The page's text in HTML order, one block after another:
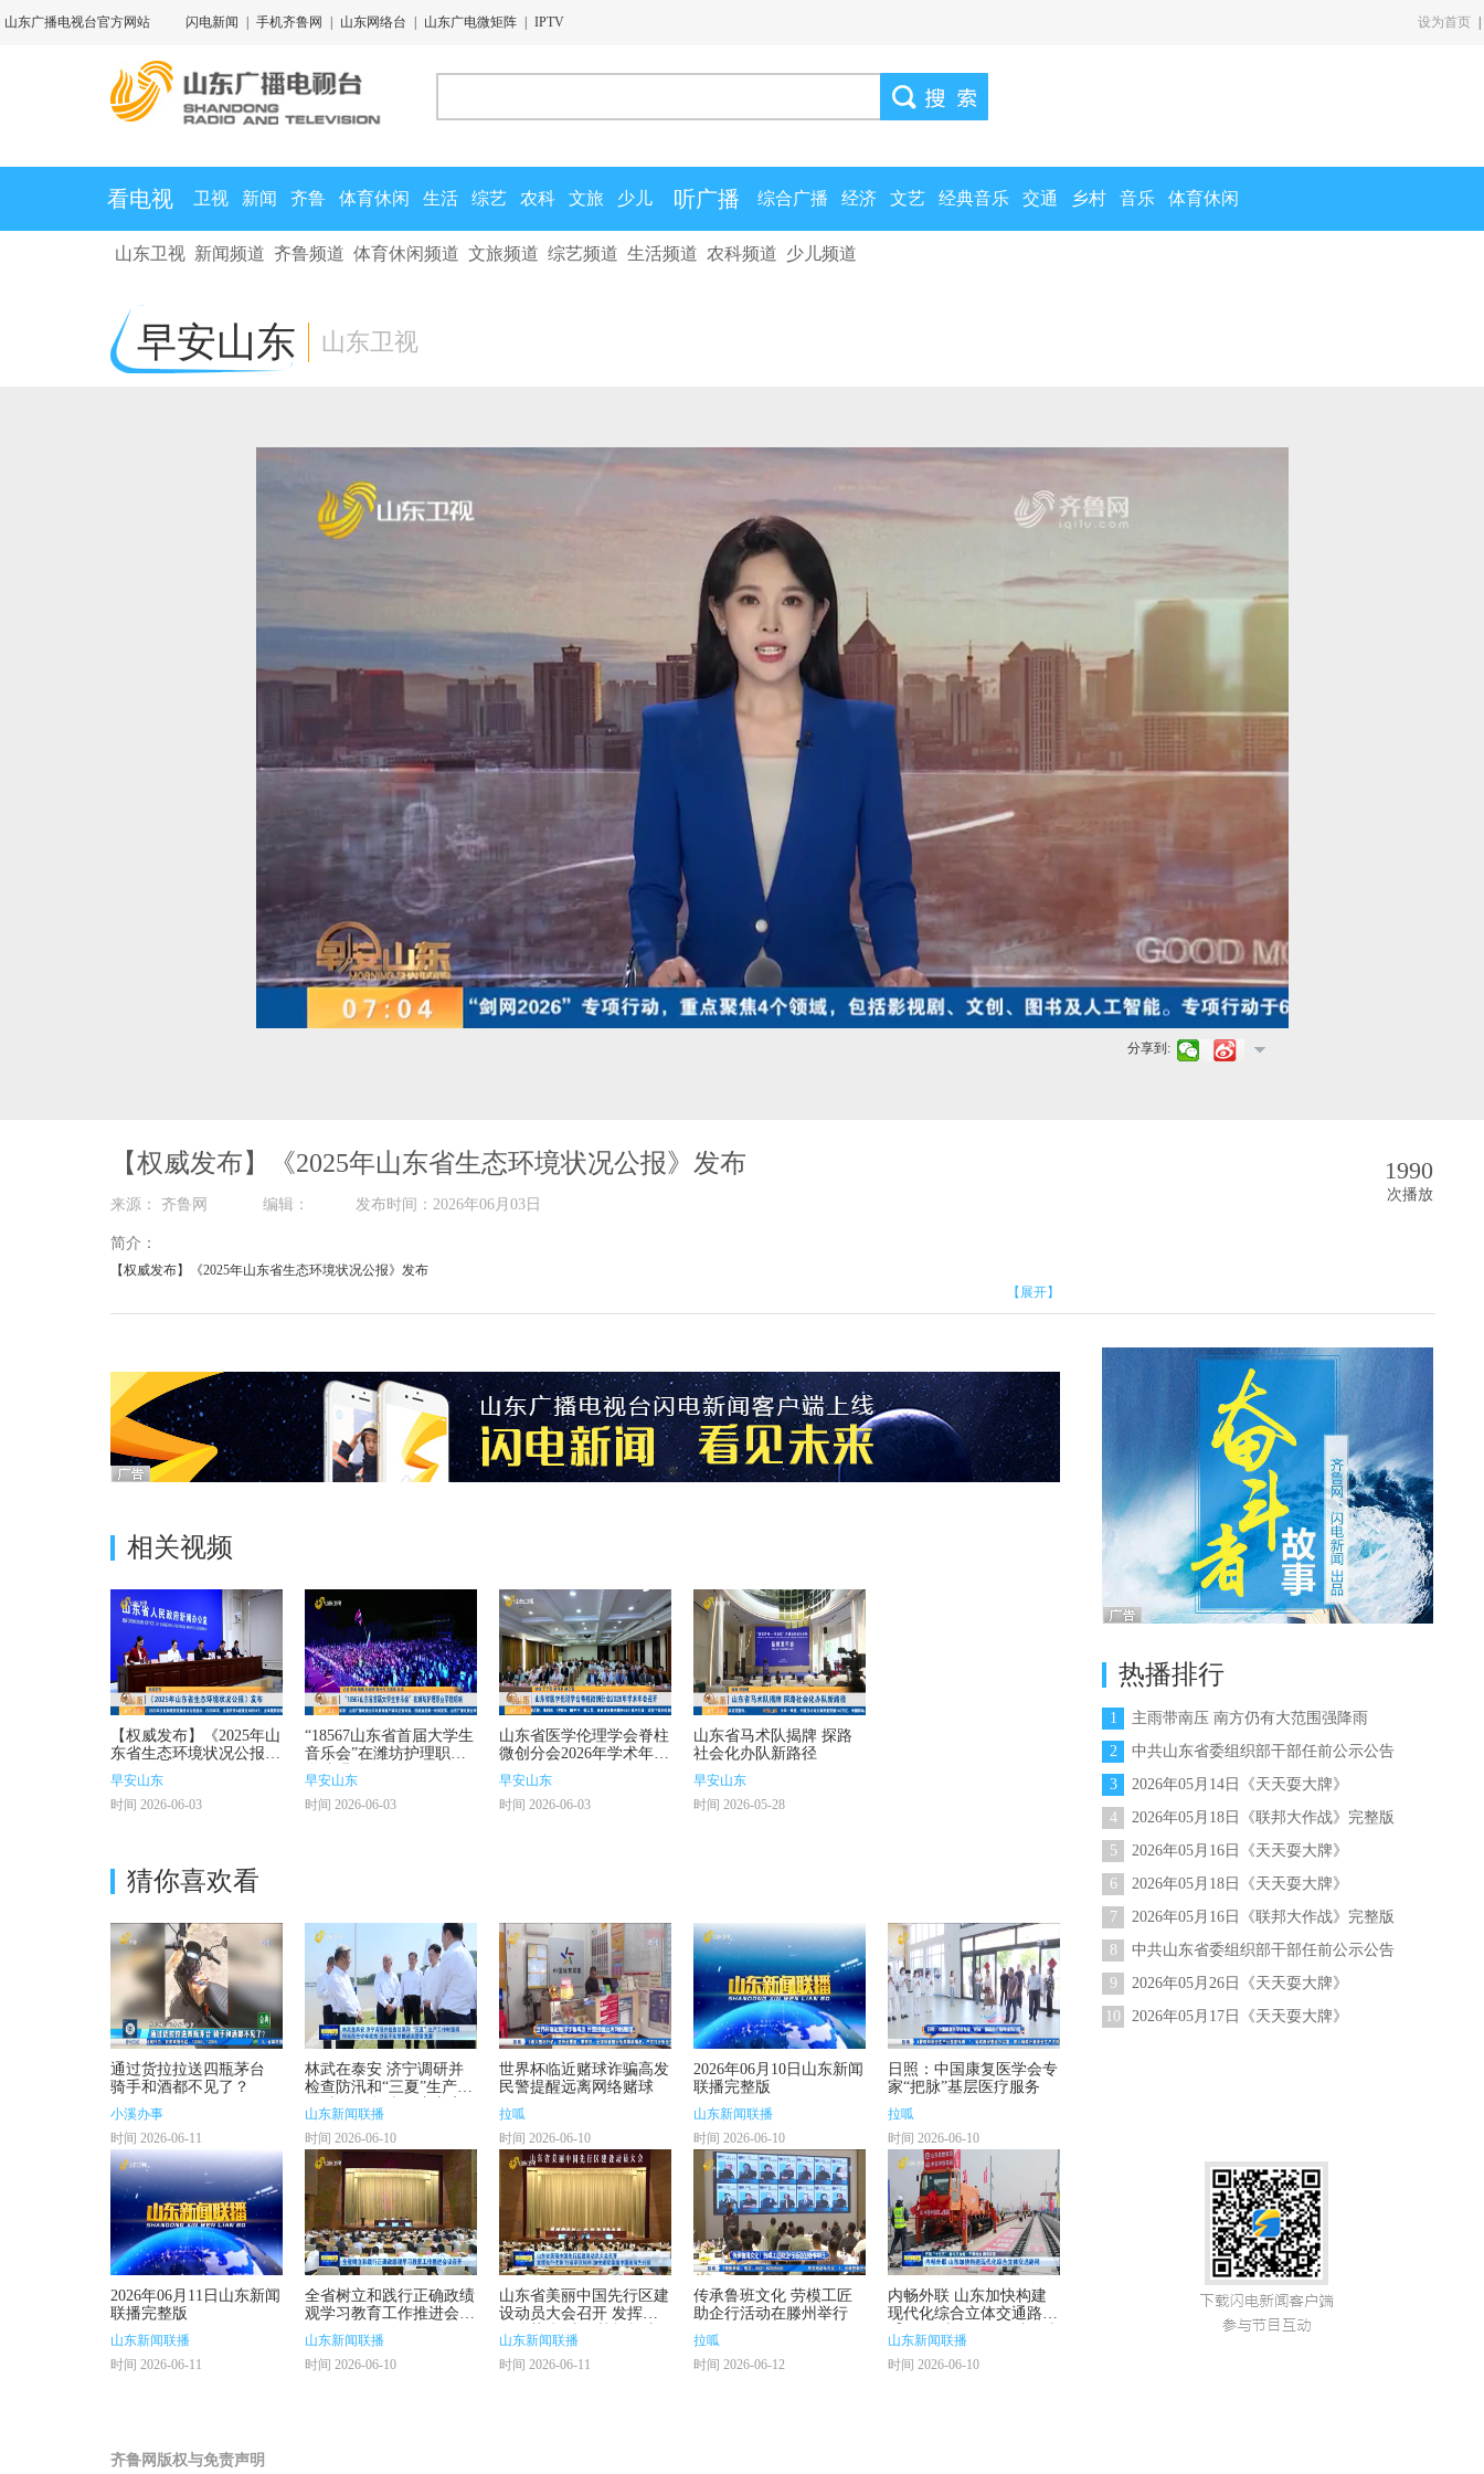
山东广播电视台官方网站 闪电新闻 手机齐鲁网 山东网络台 山东广电微矩阵 IPTV 设为首页
看电视 卫视 新闻 齐鲁 体育休闲 生活 综艺 农科 文旅 少儿 听广播 综合广播 经济 文艺 经典音乐 交通 乡村 音乐 体育休闲
山东卫视 新闻频道 齐鲁频道 体育休闲频道 文旅频道 综艺频道 生活频道 农科频道 少儿频道
早安山东 山东卫视
00:00/ 01:25
分享到:
【权威发布】《2025年山东省生态环境状况公报》发布
来源： 齐鲁网 编辑： 发布时间：2026年06月03日
简介：
【权威发布】《2025年山东省生态环境状况公报》发布
【展开】
1990
次播放
相关视频
【权威发布】《2025年山
东省生态环境状况公报》
发布
早安山东
时间 2026-06-03
“18567山东省首届大学生
音乐会”在潍坊护理职业
学院唱响
早安山东
时间 2026-06-03
山东省医学伦理学会脊柱
微创分会2026年学术年会
召开
早安山东
时间 2026-06-03
山东省马术队揭牌 探路
社会化办队新路径
早安山东
时间 2026-05-28
猜你喜欢看
通过货拉拉送四瓶茅台
骑手和酒都不见了？
小溪办事
时间 2026-06-11
林武在泰安 济宁调研并
检查防汛和“三夏”生产工
作时强调 担当尽责守牢
底线 以实干实绩推动高
质量发展
山东新闻联播
时间 2026-06-10
世界杯临近赌球诈骗高发
民警提醒远离网络赌球
拉呱
时间 2026-06-10
2026年06月10日山东新闻
联播完整版
山东新闻联播
时间 2026-06-10
日照：中国康复医学会专
家“把脉”基层医疗服务
拉呱
时间 2026-06-10
2026年06月11日山东新闻
联播完整版
山东新闻联播
时间 2026-06-11
全省树立和践行正确政绩
观学习教育工作推进会议
召开
山东新闻联播
时间 2026-06-10
山东省美丽中国先行区建
设动员大会召开 发挥先
行优势 打造示范标杆 加
快建设美丽中国省域先行
区
山东新闻联播
时间 2026-06-11
传承鲁班文化 劳模工匠
助企行活动在滕州举行
拉呱
时间 2026-06-12
内畅外联 山东加快构建
现代化综合立体交通路网
【开局“十五五” 奋斗正当
时·干事创业 担当尽责】
山东新闻联播
时间 2026-06-10
齐鲁网版权与免责声明
热播排行
1
主雨带南压 南方仍有大范围强降雨
2
中共山东省委组织部干部任前公示公告
（2026年第7号）
3
2026年05月14日《天天耍大牌》
4
2026年05月18日《联邦大作战》完整版
5
2026年05月16日《天天耍大牌》
6
2026年05月18日《天天耍大牌》
7
2026年05月16日《联邦大作战》完整版
8
中共山东省委组织部干部任前公示公告
（2026年第7号）
9
2026年05月26日《天天耍大牌》
10
2026年05月17日《天天耍大牌》